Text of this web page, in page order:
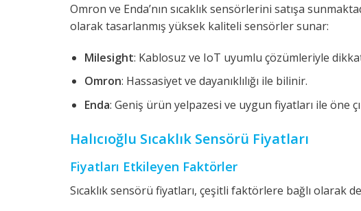
Omron ve Enda’nın sıcaklık sensörlerini satışa
olarak tasarlanmış yüksek kaliteli sensörler sunar:
Milesight: Kablosuz ve IoT uyumlu çözümleriyle
Omron: Hassasiyet ve dayanıklılığı ile bilinir.
Enda: Geniş ürün yelpazesi ve uygun fiyatları ile öne
Halıcıoğlu Sıcaklık Sensörü Fiyatları
Fiyatları Etkileyen Faktörler
Sıcaklık sensörü fiyatları, çeşitli faktörlere bağlı olarak